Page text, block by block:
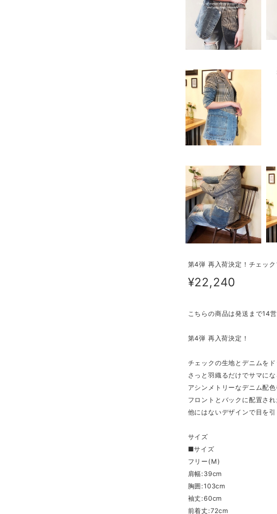
第4弾 再入荷決定！チェッ
¥22,240
こちらの商品は発送まで14
第4弾 再入荷決定！
チェックの生地とデニムを
さっと羽織るだけでサマにな
アシンメトリーなデニム配
フロントとバックに配置さ
他にはないデザインで目を
サイズ
■サイズ
フリー(M)
肩幅:39cm
胸囲:103cm
袖丈:60cm
前着丈:72cm